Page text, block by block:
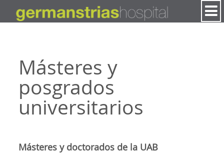
Másteres y
posgrados
universitarios
Másteres y doctorados de la UAB